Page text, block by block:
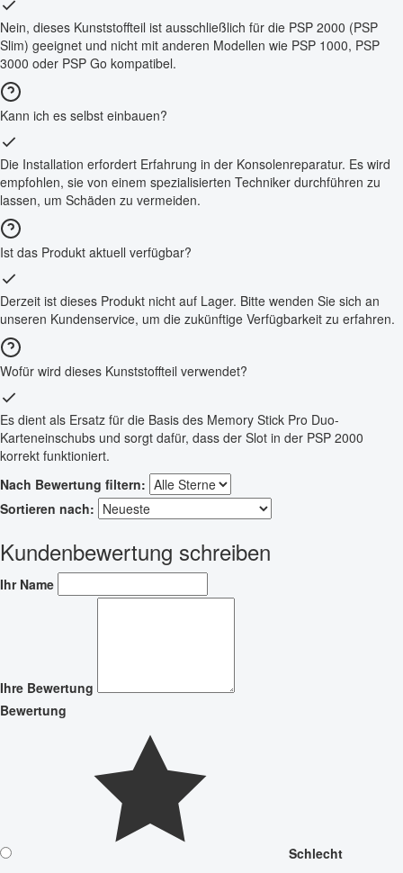
Nein, dieses Kunststoffteil ist ausschließlich für die PSP 2000 (PSP
Slim) geeignet und nicht mit anderen Modellen wie PSP 1000, PSP
3000 oder PSP Go kompatibel.
Kann ich es selbst einbauen?
Die Installation erfordert Erfahrung in der Konsolenreparatur. Es wird
empfohlen, sie von einem spezialisierten Techniker durchführen zu
lassen, um Schäden zu vermeiden.
Ist das Produkt aktuell verfügbar?
Derzeit ist dieses Produkt nicht auf Lager. Bitte wenden Sie sich an
unseren Kundenservice, um die zukünftige Verfügbarkeit zu erfahren.
Wofür wird dieses Kunststoffteil verwendet?
Es dient als Ersatz für die Basis des Memory Stick Pro Duo-
Karteneinschubs und sorgt dafür, dass der Slot in der PSP 2000
korrekt funktioniert.
Nach Bewertung filtern:
Sortieren nach:
Kundenbewertung schreiben
Ihr Name
Ihre Bewertung
Bewertung
Schlecht